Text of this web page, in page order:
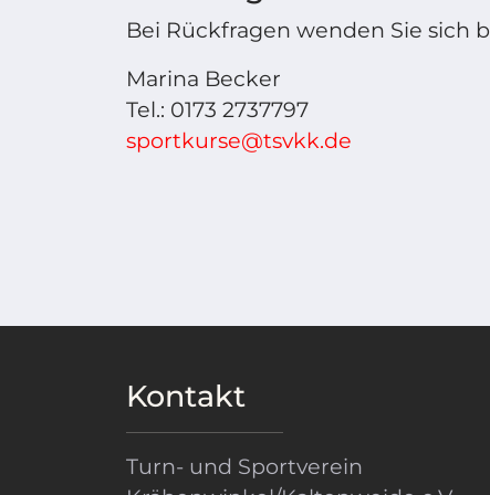
Bei Rückfragen wenden Sie sich
Marina Becker
Tel.: 0173 2737797
sportkurse@tsvkk.de
Kontakt
Turn- und Sportverein